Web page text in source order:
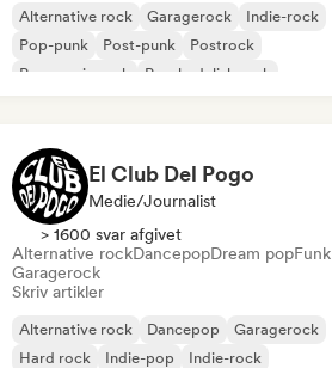
Alternative rock Garagerock
Indie-rock
Pop-punk
Post-punk
Postrock
Progressiv rock
Psychedelisk rock
El Club Del Pogo
Medie/journalist
> 1600 svar afgivet
Alternative rockDancepopDream popFunk
Garagerock
Skriv artikler
Alternative rock Dancepop
Garagerock
Hard rock
Indie-pop Indie-rock